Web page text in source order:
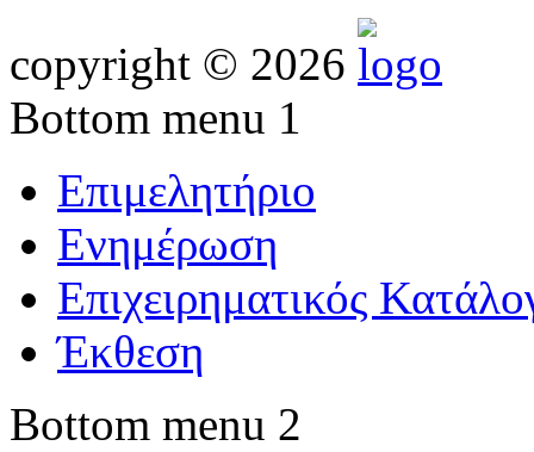
copyright © 2026
Bottom menu 1
Επιμελητήριο
Ενημέρωση
Επιχειρηματικός
Έκθεση
Bottom menu 2